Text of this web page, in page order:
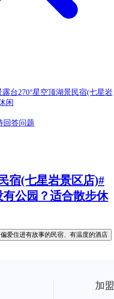
露台270°星空顶湖景民宿(七星岩
闲
回答问题
宿(七星岩景区店)#
有公园？适合散步休
爱住进有故事的民宿、有温度的酒店
加